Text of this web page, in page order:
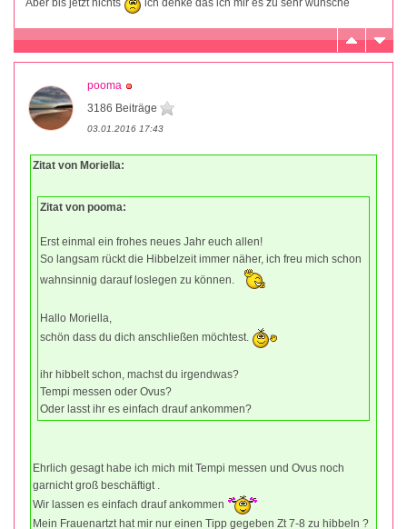
pooma
3186 Beiträge
03.01.2016 17:43
Zitat von Moriella:
Zitat von pooma:
Erst einmal ein frohes neues Jahr euch allen!
So langsam rückt die Hibbelzeit immer näher, ich freu mich schon
wahnsinnig darauf loslegen zu können.
Hallo Moriella,
schön dass du dich anschließen möchtest.
ihr hibbelt schon, machst du irgendwas?
Tempi messen oder Ovus?
Oder lasst ihr es einfach drauf ankommen?
Ehrlich gesagt habe ich mich mit Tempi messen und Ovus noch
garnicht groß beschäftigt .
Wir lassen es einfach drauf ankommen
Mein Frauenartzt hat mir nur einen Tipp gegeben Zt 7-8 zu hibbeln ?